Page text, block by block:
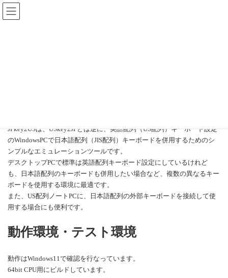
コ
テ
ナ
ゲ
JPkey2USは、USkey2JPとは逆に、英語配列（US配列）キーボード設定
のWindowsPCで日本語配列（JIS配列）キーボードを併用するためのシ
ンプルなエミュレーションツールです。
デスクトップPCで標準は英語配列キーボード設定にしているけれど
も、日本語配列のキーボードも併用したい場合など、複数の異なるキー
ボードを使用する環境に最適です。
また、US配列ノートPCに、日本語配列の外部キーボードを接続して使
用する場合にも便利です。
動作環境・テスト環境
動作はWindows11で確認を行なっています。
64bit CPU用にビルドしています。